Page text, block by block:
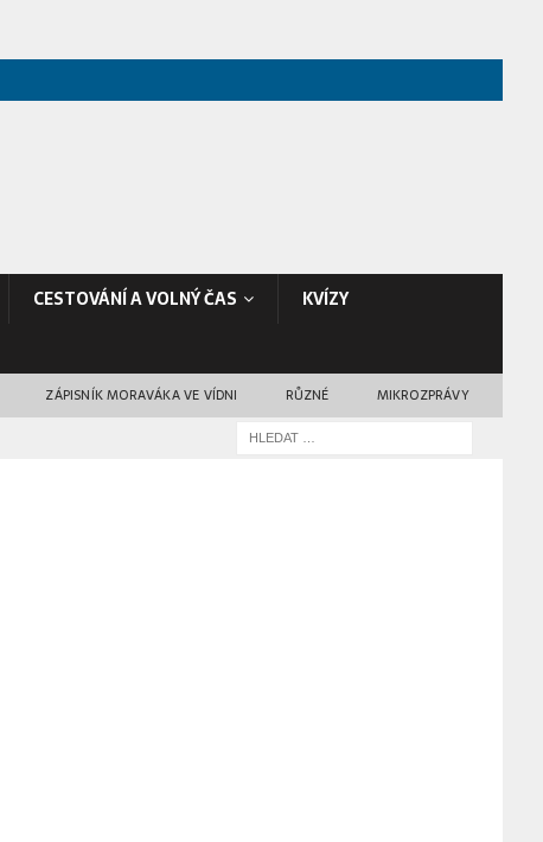
CESTOVÁNÍ A VOLNÝ ČAS
KVÍZY
ZÁPISNÍK MORAVÁKA VE VÍDNI RŮZNÉ MIKROZPRÁVY